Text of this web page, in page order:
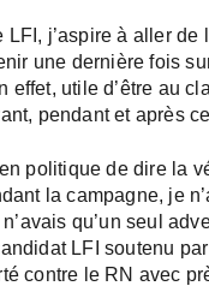
j’aspire à aller
une dernière fois
effet, utile d’être au
pendant et après
politique de dire la
la campagne, je
qu’un seul
LFI soutenu
contre le RN avec